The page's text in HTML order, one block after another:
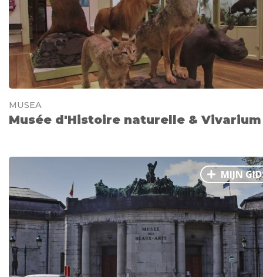
MUSEA
Musée d'Histoire naturelle & Vivarium
MIJN